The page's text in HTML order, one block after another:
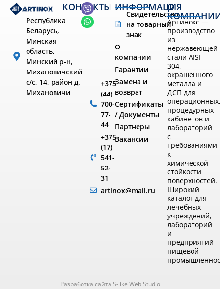
Республика
Беларусь,
Минская
область,
Минский р-н,
Михановичский
с/с, 14, район д.
Михановичи
КОНТАКТЫ
+375
(44)
700-
77-
44
+375
(17)
541-
52-
31
artinox@mail.ru
ИНФОРМАЦИЯ
Свидетельство
на товарный
знак
О
компании
Гарантии
Замена и
возврат
Сертификаты
/ Документы
Партнеры
Вакансии
О
Артинокс —
производство
из
нержавеющей
стали AISI
304,
окрашенного
металла и
ДСП для
операционных,
процедурных
кабинетов и
лабораторий
с
требованиями
к
химической
стойкости
поверхностей.
Широкий
каталог для
лечебных
учреждений,
лабораторий
и
предприятий
пищевой
Разработка сайта S-like Web Studio